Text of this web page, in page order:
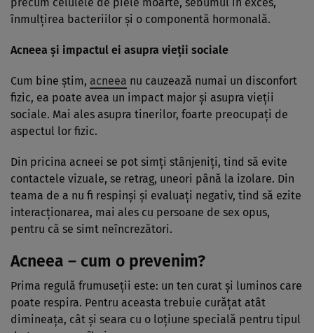
înmulţirea bacteriilor şi o componentă hormonală.
Acneea şi impactul ei asupra vieţii sociale
Cum bine ştim, acneea nu cauzează numai un disconfort
fizic, ea poate avea un impact major şi asupra vieţii
sociale. Mai ales asupra tinerilor, foarte preocupaţi de
aspectul lor fizic.
Din pricina acneei se pot simţi stânjeniţi, tind să evite
contactele vizuale, se retrag, uneori până la izolare. Din
teama de a nu fi respinşi şi evaluaţi negativ, tind să ezite
interacţionarea, mai ales cu persoane de sex opus,
pentru că se simt neîncrezători.
Acneea – cum o prevenim?
Prima regulă frumuseţii este: un ten curat şi luminos care
poate respira. Pentru aceasta trebuie curăţat atât
dimineaţa, cât şi seara cu o loţiune specială pentru tipul